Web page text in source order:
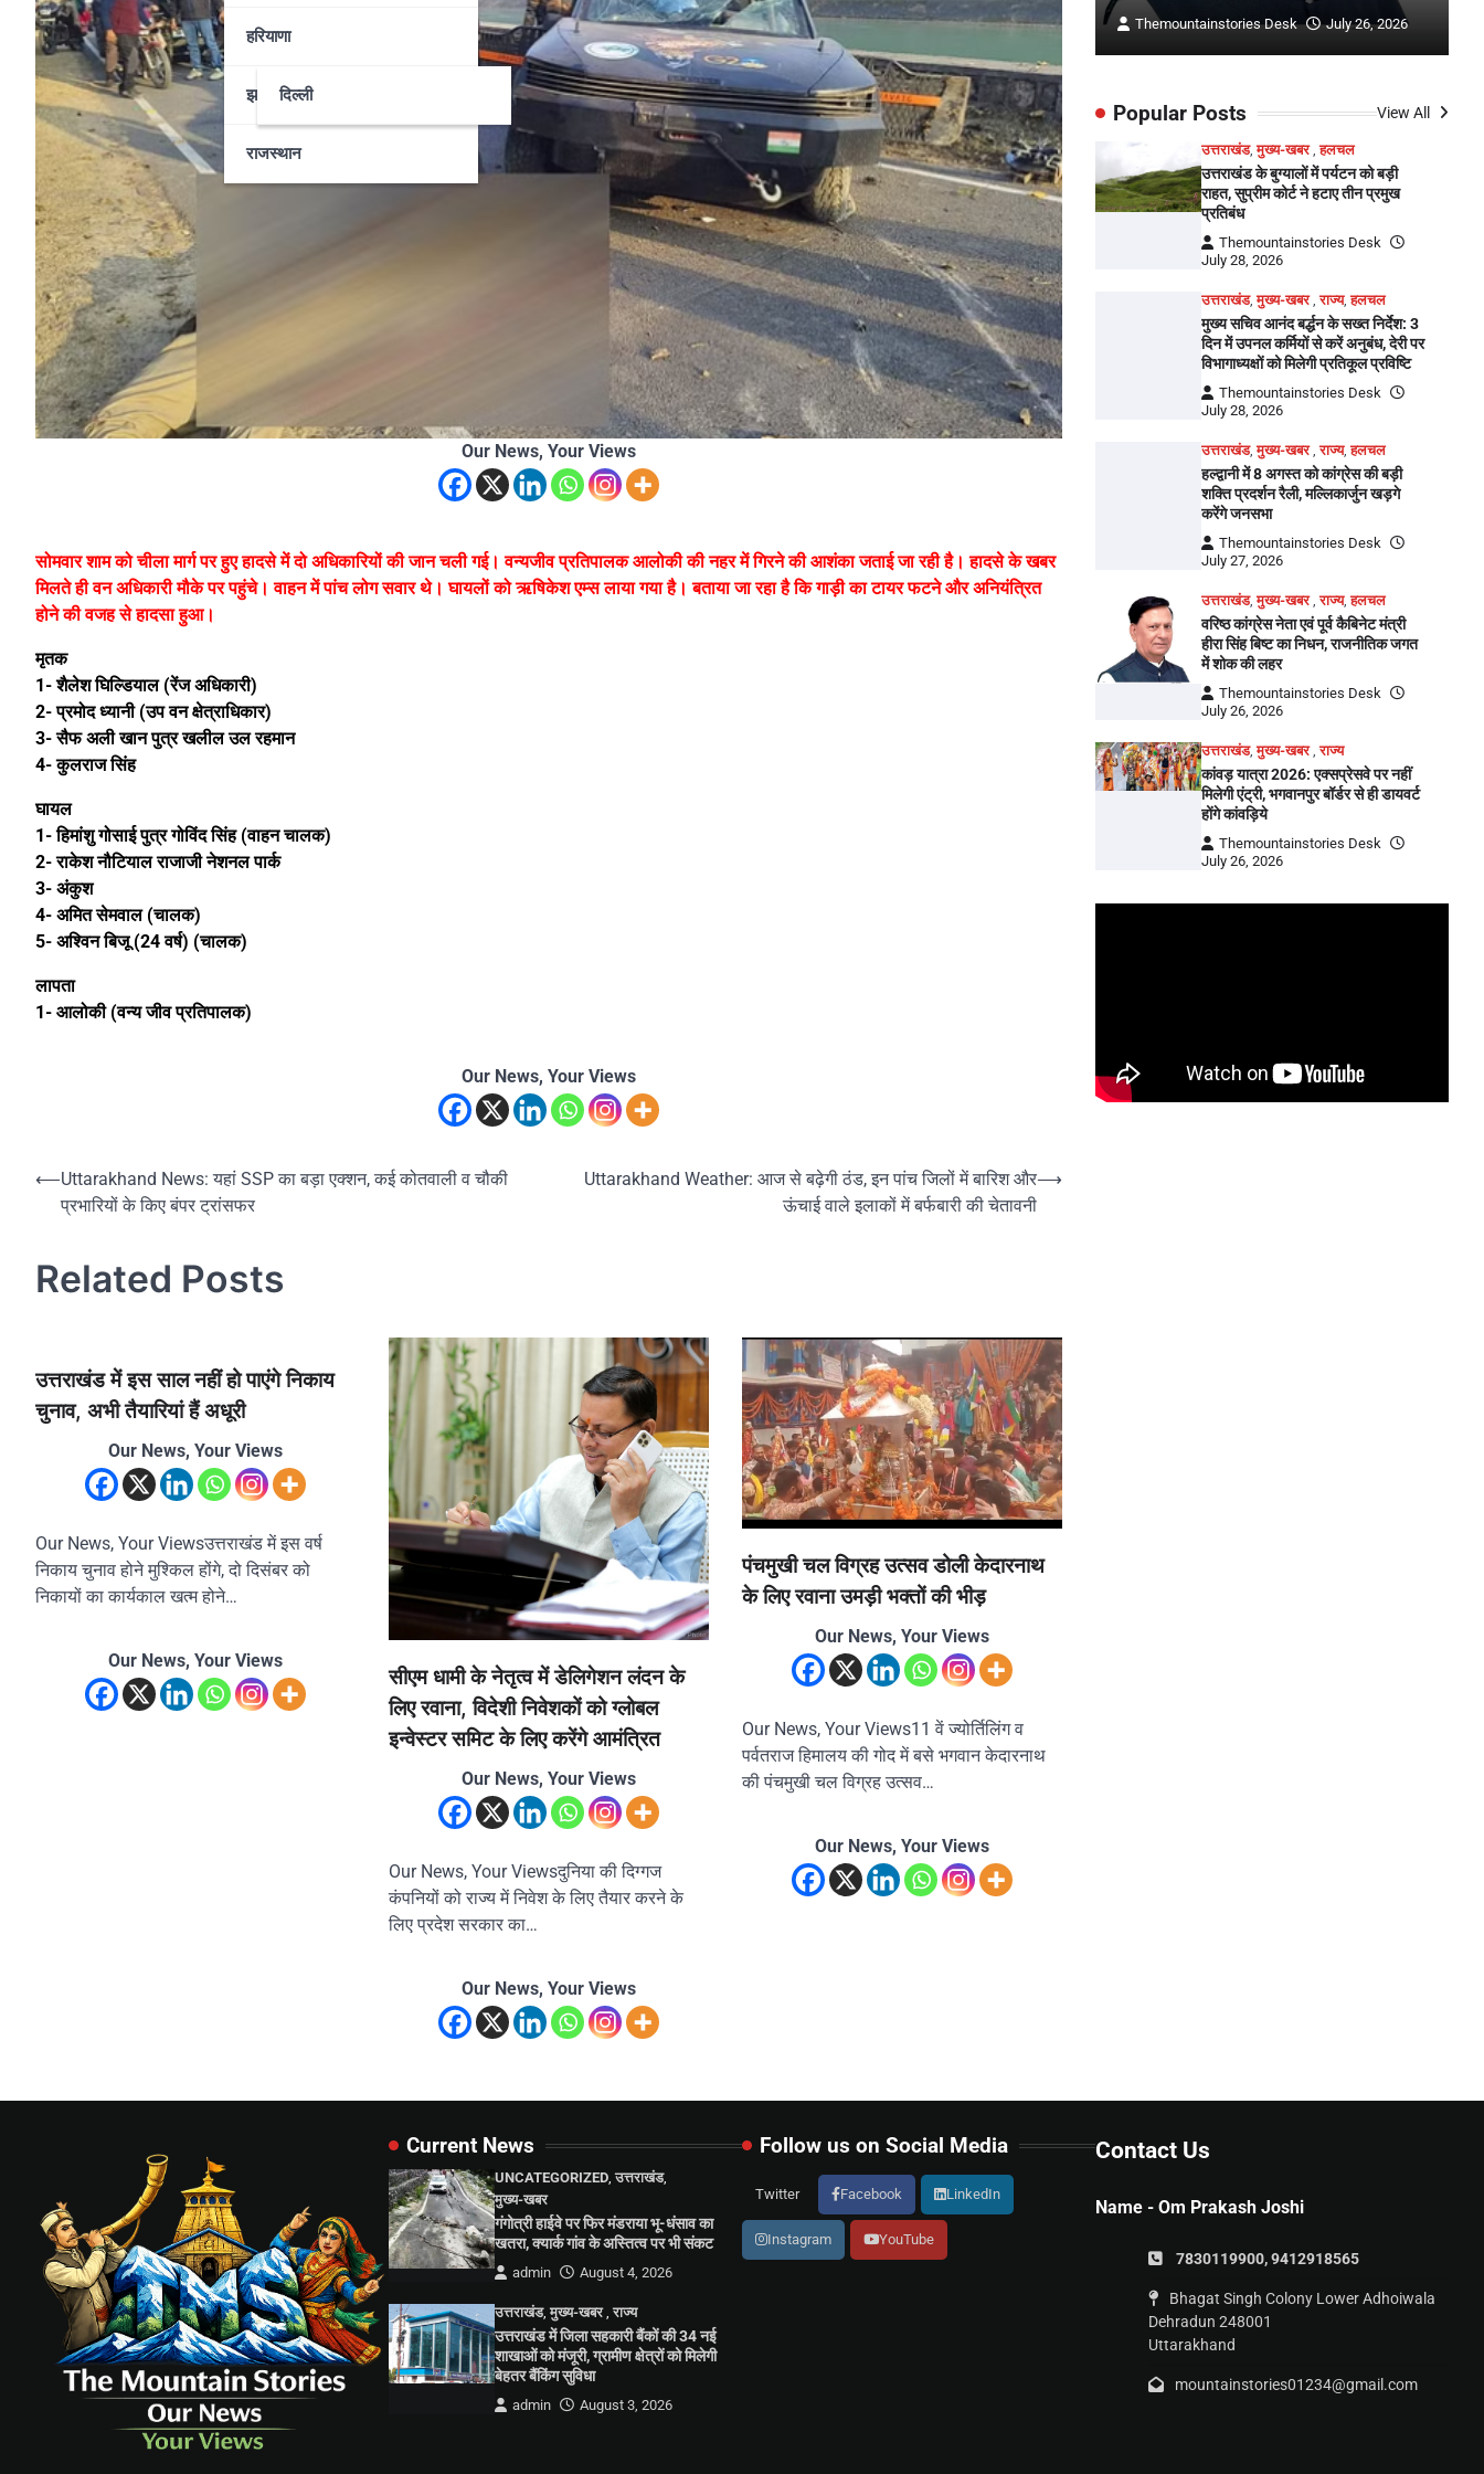
हरियाणा
झारखण्डदिल्ली
राजस्थान
Our News, Your Views
सोमवार शाम को चीला मार्ग पर हुए हादसे में दो अधिकारियों की जान चली गई। वन्यजीव प्रतिपालक आलोकी की नहर में गिरने की आशंका जताई जा रही है। हादसे के खबर
मिलते ही वन अधिकारी मौके पर पहुंचे। वाहन में पांच लोग सवार थे। घायलों को ऋषिकेश एम्स लाया गया है। बताया जा रहा है कि गाड़ी का टायर फटने और अनियंत्रित
होने की वजह से हादसा हुआ।
मृतक
1- शैलेश घिल्डियाल (रेंज अधिकारी)
2- प्रमोद ध्यानी (उप वन क्षेत्राधिकार)
3- सैफ अली खान पुत्र खलील उल रहमान
4- कुलराज सिंह
घायल
1- हिमांशु गोसाई पुत्र गोविंद सिंह (वाहन चालक)
2- राकेश नौटियाल राजाजी नेशनल पार्क
3- अंकुश
4- अमित सेमवाल (चालक)
5- अश्विन बिजू (24 वर्ष) (चालक)
लापता
1- आलोकी (वन्य जीव प्रतिपालक)
Our News, Your Views
Post
navigation
⟵Uttarakhand News: यहां SSP का बड़ा एक्शन, कई कोतवाली व चौकी
प्रभारियों के किए बंपर ट्रांसफर
Uttarakhand Weather: आज से बढ़ेगी ठंड, इन पांच जिलों में बारिश और
ऊंचाई वाले इलाकों में बर्फबारी की चेतावनी
⟶
Related Posts
उत्तराखंड में इस साल नहीं हो पाएंगे निकाय
चुनाव, अभी तैयारियां हैं अधूरी
Our News, Your Views
Our News, Your Viewsउत्तराखंड में इस वर्ष
निकाय चुनाव होने मुश्किल होंगे, दो दिसंबर को
निकायों का कार्यकाल खत्म होने…
Our News, Your Views
सीएम धामी के नेतृत्व में डेलिगेशन लंदन के
लिए रवाना, विदेशी निवेशकों को ग्लोबल
इन्वेस्टर समिट के लिए करेंगे आमंत्रित
Our News, Your Views
Our News, Your Viewsदुनिया की दिग्गज
कंपनियों को राज्य में निवेश के लिए तैयार करने के
लिए प्रदेश सरकार का…
Our News, Your Views
पंचमुखी चल विग्रह उत्सव डोली केदारनाथ
के लिए रवाना उमड़ी भक्तों की भीड़
Our News, Your Views
Our News, Your Views11 वें ज्योर्तिलिंग व
पर्वतराज हिमालय की गोद में बसे भगवान केदारनाथ
की पंचमुखी चल विग्रह उत्सव…
Our News, Your Views
Themountainstories Desk July 26, 2026 Themountainstories Desk July 26, 2026
Popular Posts View All
उत्तराखंड,मुख्य-खबर,हलचल
उत्तराखंड के बुग्यालों में पर्यटन को बड़ी
राहत, सुप्रीम कोर्ट ने हटाए तीन प्रमुख
प्रतिबंध
Themountainstories Desk
July 28, 2026
उत्तराखंड,मुख्य-खबर,राज्य,हलचल
मुख्य सचिव आनंद बर्द्धन के सख्त निर्देश: 3
दिन में उपनल कर्मियों से करें अनुबंध, देरी पर
विभागाध्यक्षों को मिलेगी प्रतिकूल प्रविष्टि
Themountainstories Desk
July 28, 2026
उत्तराखंड,मुख्य-खबर,राज्य,हलचल
हल्द्वानी में 8 अगस्त को कांग्रेस की बड़ी
शक्ति प्रदर्शन रैली, मल्लिकार्जुन खड़गे
करेंगे जनसभा
Themountainstories Desk
July 27, 2026
उत्तराखंड,मुख्य-खबर,राज्य,हलचल
वरिष्ठ कांग्रेस नेता एवं पूर्व कैबिनेट मंत्री
हीरा सिंह बिष्ट का निधन, राजनीतिक जगत
में शोक की लहर
Themountainstories Desk
July 26, 2026
उत्तराखंड,मुख्य-खबर,राज्य
कांवड़ यात्रा 2026: एक्सप्रेसवे पर नहीं
मिलेगी एंट्री, भगवानपुर बॉर्डर से ही डायवर्ट
होंगे कांवड़िये
Themountainstories Desk
July 26, 2026
Current News
UNCATEGORIZED उत्तराखंड,
मुख्य-खबर
गंगोत्री हाईवे पर फिर मंडराया भू-धंसाव का
खतरा, क्यार्क गांव के अस्तित्व पर भी संकट
admin August 4, 2026
उत्तराखंड, मुख्य-खबर राज्य
उत्तराखंड में जिला सहकारी बैंकों की 34 नई
शाखाओं को मंजूरी, ग्रामीण क्षेत्रों को मिलेगी
बेहतर बैंकिंग सुविधा
admin August 3, 2026
Follow us on Social Media
Twitter Facebook LinkedIn
Instagram YouTube
Contact Us
Name - Om Prakash Joshi
7830119900, 9412918565
Bhagat Singh Colony Lower Adhoiwala
Dehradun 248001
Uttarakhand
mountainstories01234@gmail.com